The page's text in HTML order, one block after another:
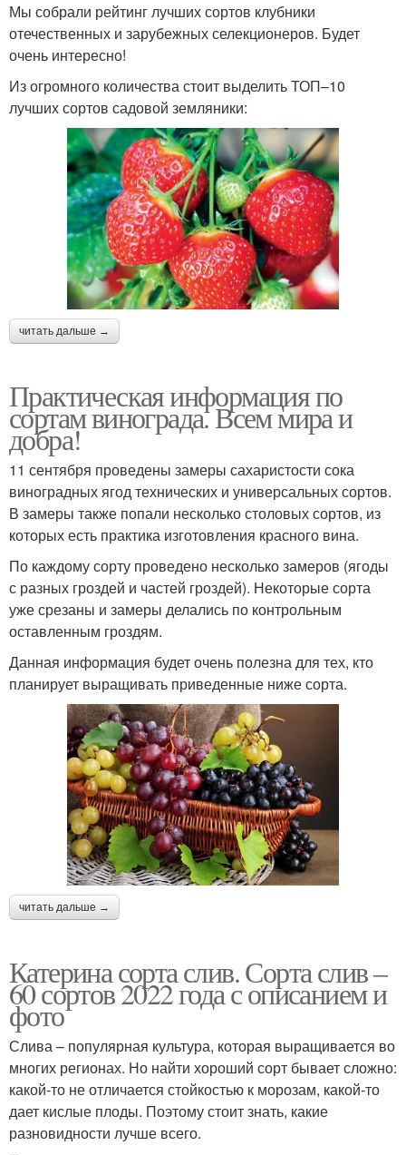
Мы собрали рейтинг лучших сортов клубники
отечественных и зарубежных селекционеров. Будет
очень интересно!
Из огромного количества стоит выделить ТОП–10
лучших сортов садовой земляники:
читать дальше →
Практическая информация по
сортам винограда. Всем мира и
добра!
11 сентября проведены замеры сахаристости сока
виноградных ягод технических и универсальных сортов.
В замеры также попали несколько столовых сортов, из
которых есть практика изготовления красного вина.
По каждому сорту проведено несколько замеров (ягоды
с разных гроздей и частей гроздей). Некоторые сорта
уже срезаны и замеры делались по контрольным
оставленным гроздям.
Данная информация будет очень полезна для тех, кто
планирует выращивать приведенные ниже сорта.
читать дальше →
Катерина сорта слив. Сорта слив –
60 сортов 2022 года с описанием и
фото
Слива – популярная культура, которая выращивается во
многих регионах. Но найти хороший сорт бывает сложно:
какой-то не отличается стойкостью к морозам, какой-то
дает кислые плоды. Поэтому стоит знать, какие
разновидности лучше всего.